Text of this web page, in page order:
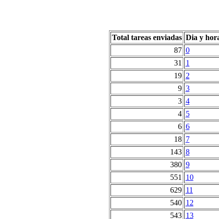
Total tareas enviadas Dia y
87 0
31
1
19 2
9 3
3 4
4 5
6 6
18 7
143 8
380 9
551
10
629 11
540 12
543 13